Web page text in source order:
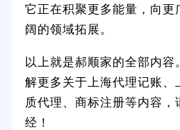
它正在积聚更多能量，向更
阔的领域拓展。
以上就是郝顺家的全部内容
解更多关于上海代理记账、
质代理、商标注册等内容，
经！